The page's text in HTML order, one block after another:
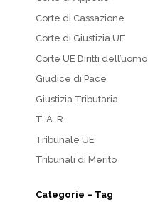
Corte di Cassazione
Corte di Giustizia UE
Corte UE Diritti dell’uomo
Giudice di Pace
Giustizia Tributaria
T. A. R.
Tribunale UE
Tribunali di Merito
Categorie – Tag